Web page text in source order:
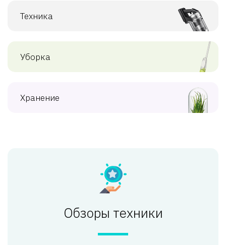
Техника
Уборка
Хранение
Обзоры техники